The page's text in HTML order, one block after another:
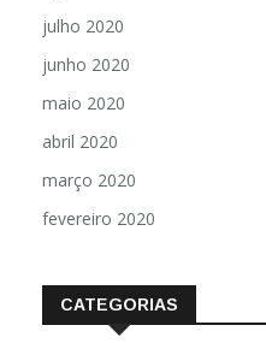
julho 2020
junho 2020
maio 2020
abril 2020
março 2020
fevereiro 2020
CATEGORIAS